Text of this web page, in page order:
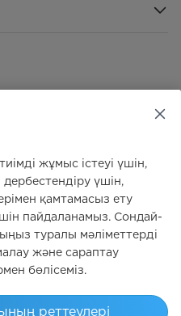
12 кг/24 сағ
7 сағ
97
жұмыс істеуі үшін,
үшін,
қамтамасыз ету
пайдаланамыз. Сондай-
туралы мәліметтерді
және сараптау
бөлісеміз.
реттеулері